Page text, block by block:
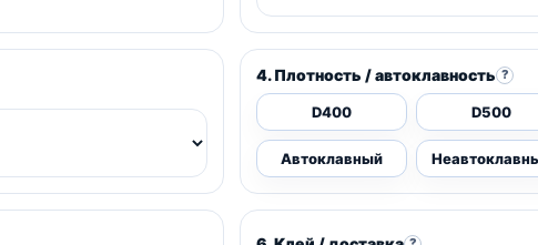
4. Плотность / автоклавность ?
D400 D500
Автоклавный